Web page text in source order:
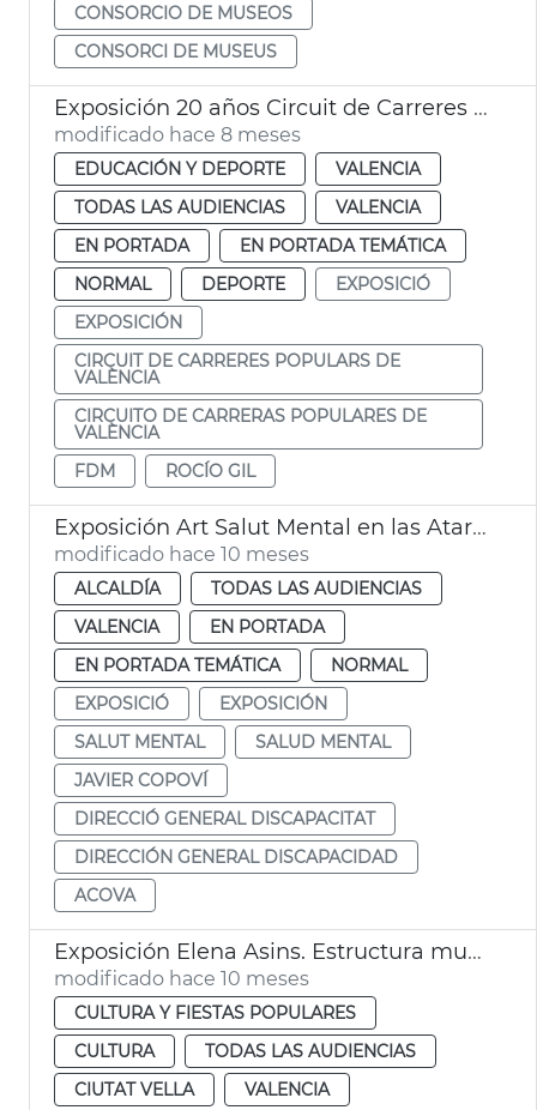
CONSORCIO DE MUSEOS
CONSORCI DE MUSEUS
Exposición 20 años Circuit de Carreres Caixa Popular Ciutat de València
modificado hace 8 meses
EDUCACIÓN Y DEPORTE
VALENCIA
TODAS LAS AUDIENCIAS
VALENCIA
EN PORTADA
EN PORTADA TEMÁTICA
NORMAL
DEPORTE
EXPOSICIÓ
EXPOSICIÓN
CIRCUIT DE CARRERES POPULARS DE
VALÈNCIA
CIRCUITO DE CARRERAS POPULARES DE
VALÈNCIA
FDM
ROCÍO GIL
Exposición Art Salut Mental en las Atarazanas
modificado hace 10 meses
ALCALDÍA
TODAS LAS AUDIENCIAS
VALENCIA
EN PORTADA
EN PORTADA TEMÁTICA
NORMAL
EXPOSICIÓ
EXPOSICIÓN
SALUT MENTAL
SALUD MENTAL
JAVIER COPOVÍ
DIRECCIÓ GENERAL DISCAPACITAT
DIRECCIÓN GENERAL DISCAPACIDAD
ACOVA
Exposición Elena Asins. Estructura musical. Museu de la Ciutat de València
modificado hace 10 meses
CULTURA Y FIESTAS POPULARES
CULTURA
TODAS LAS AUDIENCIAS
CIUTAT VELLA
VALENCIA